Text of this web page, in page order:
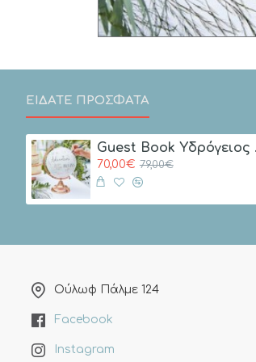
ΕΙΔΑΤΕ ΠΡΟΣΦΑΤΑ
70,00€ 79,00€
Ούλωφ Πάλμε 124
Facebook
Instagram